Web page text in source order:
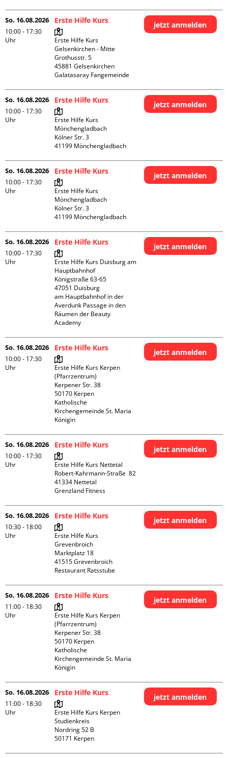
So. 16.08.2026
10:00 - 17:30
Uhr
Erste Hilfe Kurs
Erste Hilfe Kurs
Gelsenkirchen - Mitte
Grothusstr. 5
45881 Gelsenkirchen
Galatasaray Fangemeinde
jetzt anmelden
So. 16.08.2026
10:00 - 17:30
Uhr
Erste Hilfe Kurs
Erste Hilfe Kurs
Mönchengladbach
Kölner Str. 3
jetzt anmelden
So. 16.08.2026
10:00 - 17:30
Uhr
Erste Hilfe Kurs
Erste Hilfe Kurs
Mönchengladbach
Kölner Str. 3
jetzt anmelden
So. 16.08.2026
10:00 - 17:30
Uhr
Erste Hilfe Kurs
Erste Hilfe Kurs Duisburg am
Hauptbahnhof
Königstraße 63-65
47051 Duisburg
am Hauptbahnhof in der
Averdunk Passage in den
Räumen der Beauty
Academy
jetzt anmelden
So. 16.08.2026
10:00 - 17:30
Uhr
Erste Hilfe Kurs
Erste Hilfe Kurs Kerpen
(Pfarrzentrum)
Kerpener Str. 38
50170 Kerpen
Katholische
Kirchengemeinde St. Maria
Königin
jetzt anmelden
So. 16.08.2026
10:00 - 17:30
Uhr
Erste Hilfe Kurs
Erste Hilfe Kurs Nettetal
Robert-Kahrmann-Straße  82
41334 Nettetal
Grenzland Fitness
jetzt anmelden
So. 16.08.2026
10:30 - 18:00
Uhr
Erste Hilfe Kurs
Erste Hilfe Kurs
Grevenbroich
Marktplatz 18
41515 Grevenbroich
Restaurant Ratsstube
jetzt anmelden
So. 16.08.2026
11:00 - 18:30
Uhr
Erste Hilfe Kurs
Erste Hilfe Kurs Kerpen
(Pfarrzentrum)
Kerpener Str. 38
50170 Kerpen
Katholische
Kirchengemeinde St. Maria
Königin
jetzt anmelden
So. 16.08.2026
11:00 - 18:30
Uhr
Erste Hilfe Kurs
Erste Hilfe Kurs Kerpen
Studienkreis
Nordring 52 B
jetzt anmelden